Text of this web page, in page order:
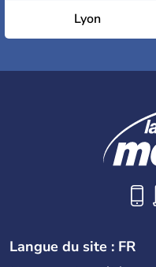
Lyon
Langue du site : FR